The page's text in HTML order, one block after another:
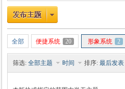
昔 » ›
全部 便捷系统 20 形象系统 2
筛选: 全部主题 时间 排序: 最后发表